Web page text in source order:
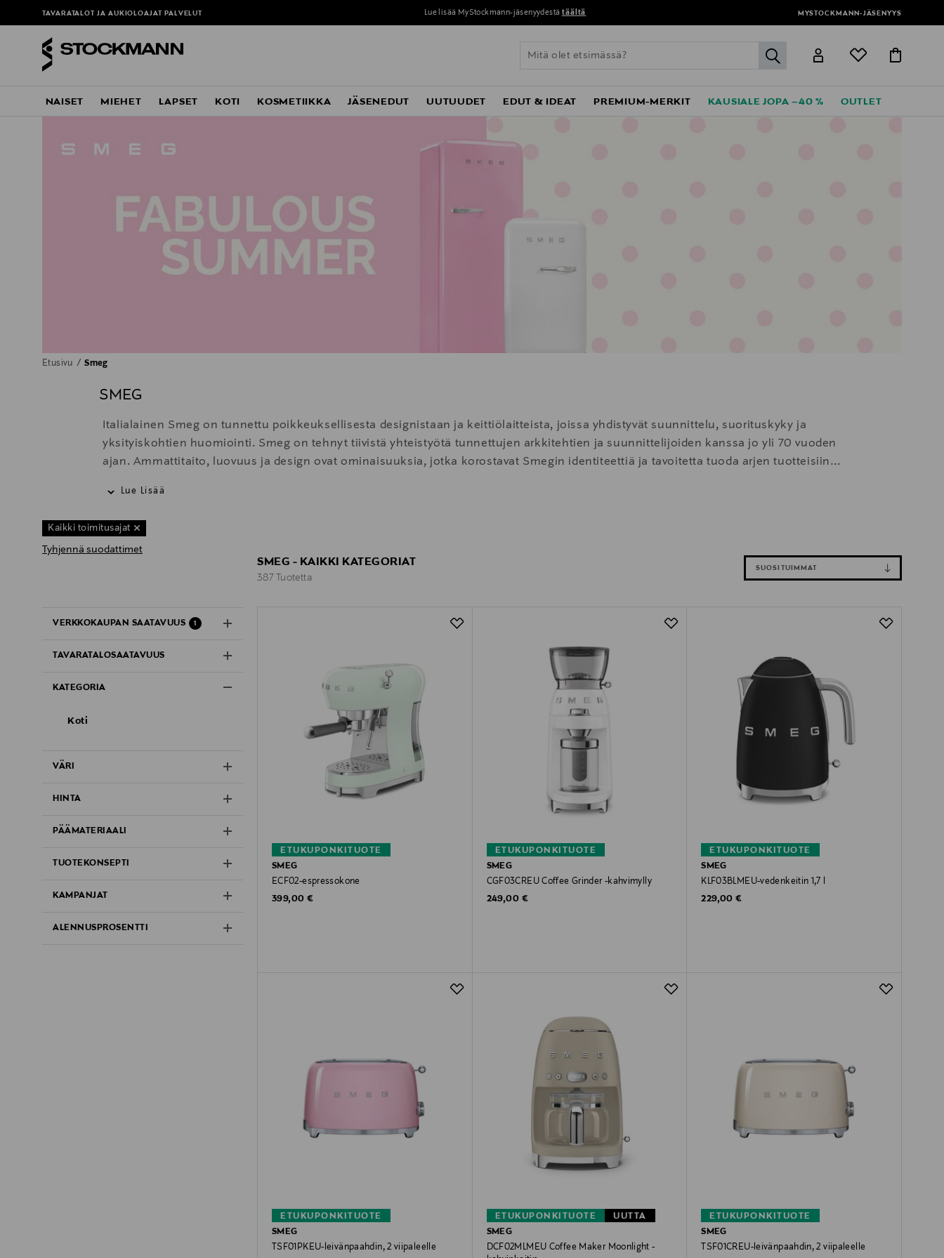
TAVARATALOT JA AUKIOLOAJAT PALVELUT Lue lisää MyStockmann-jäsenyydestä täältä MYSTOCKMANN-JÄSENYYS
label.header.go
NAISET MIEHET LAPSET KOTI KOSMETIIKKA JÄSENEDUT UUTUUDET EDUT & IDEAT PREMIUM-MERKIT KAUSIALE JOPA –40 % OUTLET
Etusivu Smeg
SMEG
Italialainen Smeg on tunnettu poikkeuksellisesta designistaan ja keittiölaitteista, joissa yhdistyvät suunnittelu, suorituskyky ja
yksityiskohtien huomiointi. Smeg on tehnyt tiivistä yhteistyötä tunnettujen arkkitehtien ja suunnittelijoiden kanssa jo yli 70 vuoden
ajan. Ammattitaito, luovuus ja design ovat ominaisuuksia, jotka korostavat Smegin identiteettiä ja tavoitetta tuoda arjen tuotteisiin
kehittämiä keittiövälineitä voi huoletta käyttää kaikilla liesityypeillä ja laittaa vielä uuniinkin.
Lue Lisää
Kaikki toimitusajat
Tyhjennä suodattimet
VERKKOKAUPAN SAATAVUUS 1
TAVARATALOSAATAVUUS
KATEGORIA
Koti
VÄRI
HINTA
PÄÄMATERIAALI
TUOTEKONSEPTI
KAMPANJAT
ALENNUSPROSENTTI
SMEG - KAIKKI KATEGORIAT
387 Tuotetta
SUOSITUIMMAT
ETUKUPONKITUOTE
SMEG
ECF02-espressokone
Original Price
399,00 €
ETUKUPONKITUOTE
SMEG
CGF03CREU Coffee Grinder -kahvimylly
Original Price
249,00 €
ETUKUPONKITUOTE
SMEG
KLF03BLMEU-vedenkeitin 1,7 l
Original Price
229,00 €
ETUKUPONKITUOTE
SMEG
TSF01PKEU-leivänpaahdin, 2 viipaleelle
ETUKUPONKITUOTE
UUTTA
SMEG
DCF02MLMEU Coffee Maker Moonlight -
ETUKUPONKITUOTE
SMEG
TSF01CREU-leivänpaahdin, 2 viipaleelle